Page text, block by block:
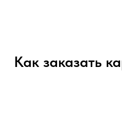
Как заказать